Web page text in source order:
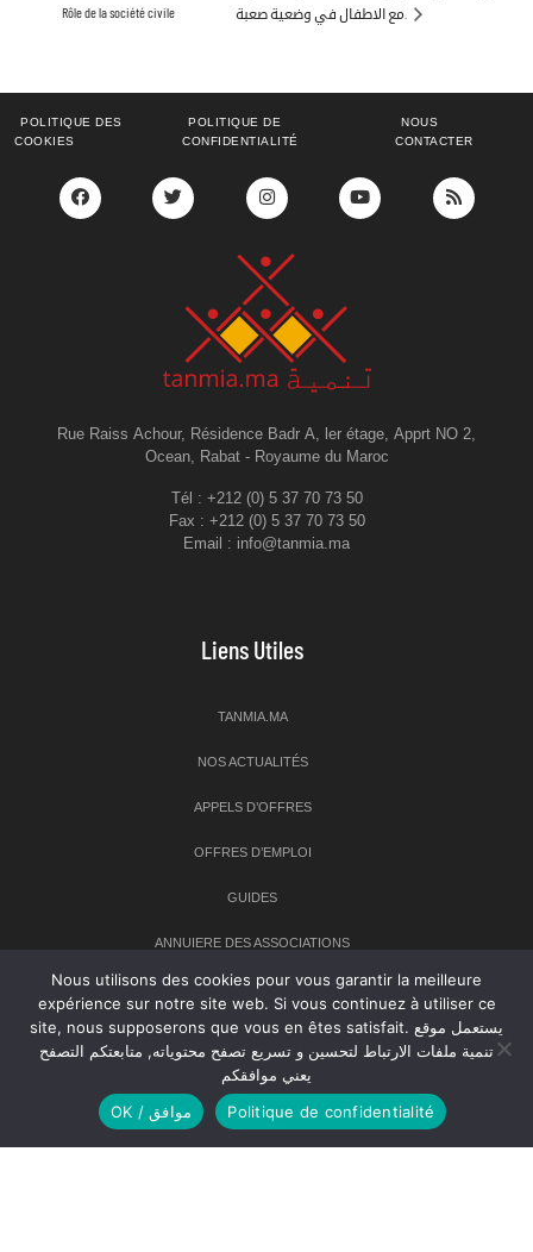
Rôle de la société civile
POLITIQUE DES
COOKIES
POLITIQUE DE
CONFIDENTIALITÉ
NOUS
CONTACTER
Rue Raiss Achour, Résidence Badr A, ler étage, Apprt NO 2,
Ocean, Rabat - Royaume du Maroc
Tél : +212 (0) 5 37 70 73 50
Fax : +212 (0) 5 37 70 73 50
Email : info@tanmia.ma
Liens Utiles
TANMIA.MA
NOS ACTUALITÉS
APPELS D’OFFRES
OFFRES D’EMPLOI
GUIDES
ANNUIERE DES ASSOCIATIONS
Newsletter
Inscrivez-vous à notre newsletter pour recevoir les dernières
nouvelles sur TANMIA
Nous utilisons des cookies pour vous garantir la meilleure
expérience sur notre site web. Si vous continuez à utiliser ce
site, nous supposerons que vous en êtes satisfait. يستعمل موقع
تنمية ملفات الارتباط لتحسين و تسريع تصفح محتوياته, متابعتكم التصفح
يعني موافقكم
OK / موافق
Politique de confidentialité